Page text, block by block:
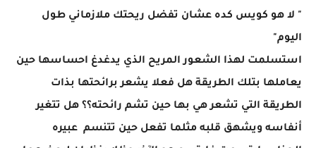
" لا هو كويس كده عشان تفضل ريحتك ملازماني طول
اليوم"
استسلمت لهذا الشعور المريح الذي يدغدغ احساسها حين
يعاملها بتلك الطريقة هل فعلا يشعر برائحتها بذات
الطريقة التي تشعر هي بها حين تشم رائحته؟؟ هل تتغير
أنفاسه ويشهق قلبه مثلما تفعل حين تتنسم عبيره